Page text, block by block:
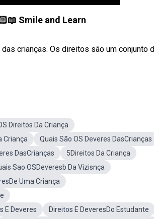
Smile and Learn
crianças. Os direitos são um conjunto
Direitos Da Criança
Criança
Quais São OS Deveres DasCrianças
DasCrianças
5Direitos Da Criança
Sao OSDeveresb Da Vizisnça
Uma Criança
E Deveres
Direitos E DeveresDo Estudante